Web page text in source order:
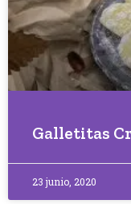
Galletitas
23 junio, 2020